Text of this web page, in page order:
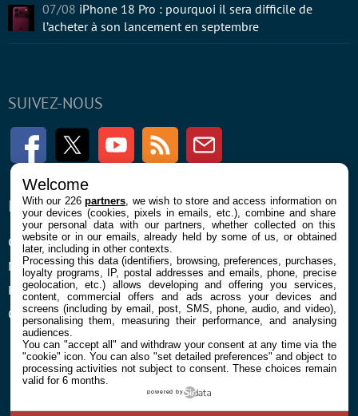
SUIVEZ-NOUS
FacebookTwitter Youtube RSS Newsletter
ENTREPRISE
Confidentialité et Cookies
Mentions légales et CGU
Préférences Cookies
Qui sommes nous
À PROPOS
Contact
07/08 iPhone 18 Pro : pourquoi il sera difficile de
l’acheter à son lancement en septembre
Welcome
With our 226partners , we wish to store and access information on
your devices (cookies, pixels in emails, etc.), combine and share
your personal data with our partners, whether collected on this
website or in our emails, already held by some of us, or obtained
later, including in other contexts.
Processing this data (identifiers, browsing, preferences, purchases,
loyalty programs, IP, postal addresses and emails, phone, precise
geolocation, etc.) allows developing and offering you services,
content, commercial offers and ads across your devices and
screens (including by email, post, SMS, phone, audio, and video),
personalising them, measuring their performance, and analysing
audiences.
You can "accept all" and withdraw your consent at any time via the
"cookie" icon. You can also "set detailed preferences" and object to
processing activities not subject to consent. These choices remain
valid for 6 months.
powered by